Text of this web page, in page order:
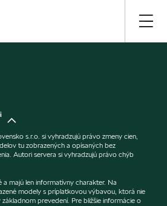
s.r.o. si vyhradzujú právo zmeny cien,
tu zobrazených a opísaných bez
Autori servera si vyhradzujú právo chýb
a majú len informatívny charakter. Na
modely s príplatkovou výbavou, ktorá nie
prevedení. Pre bližšie informácie o